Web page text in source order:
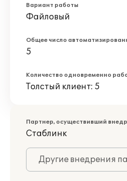
Вариант работы
Файловый
Общее число
5
Количество одновременно
Толстый клиент: 5
Партнер, осуществивший
Стаблинк
Другие внедрения